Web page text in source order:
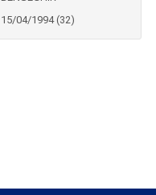
15/04/1994 (32)